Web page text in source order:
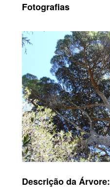
Fotografias
Descrição da Árvore: